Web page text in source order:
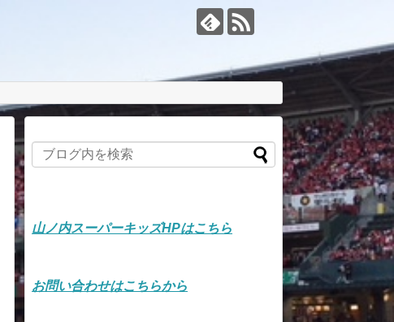
山ノ内スーパーキッズHPはこちら
お問い合わせはこちらから